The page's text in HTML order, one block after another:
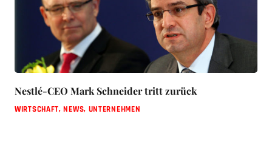
Nestlé-CEO Mark Schneider tritt zurück
WIRTSCHAFT,NEWS, UNTERNEHMEN